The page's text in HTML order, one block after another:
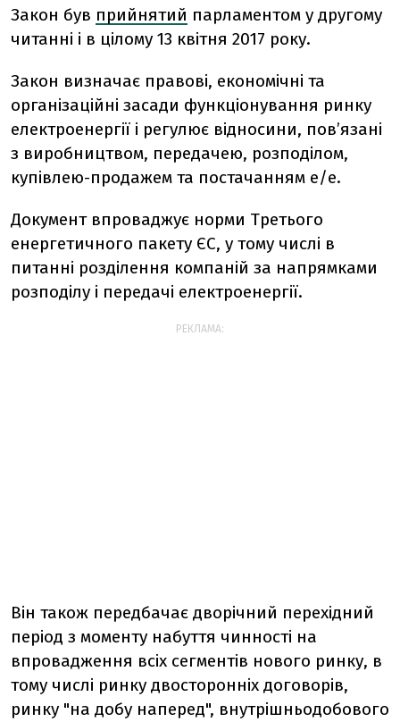
Закон був прийнятий парламентом у другому
читанні і в цілому 13 квітня 2017 року.
Закон визначає правові, економічні та
організаційні засади функціонування ринку
електроенергії і регулює відносини, пов’язані
з виробництвом, передачею, розподілом,
купівлею-продажем та постачанням е/е.
Документ впроваджує норми Третього
енергетичного пакету ЄС, у тому числі в
питанні розділення компаній за напрямками
розподілу і передачі електроенергії.
РЕКЛАМА:
Він також передбачає дворічний перехідний
період з моменту набуття чинності на
впровадження всіх сегментів нового ринку, в
тому числі ринку двосторонніх договорів,
ринку "на добу наперед", внутрішньодобового